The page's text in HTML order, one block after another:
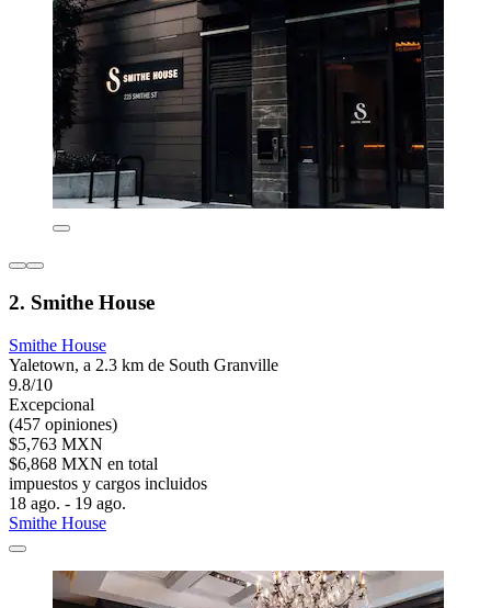
2. Smithe House
Smithe House
Yaletown, a 2.3 km de South Granville
9.8/10
Excepcional
(457 opiniones)
$5,763 MXN
$6,868 MXN en total
impuestos y cargos incluidos
18 ago. - 19 ago.
Smithe House